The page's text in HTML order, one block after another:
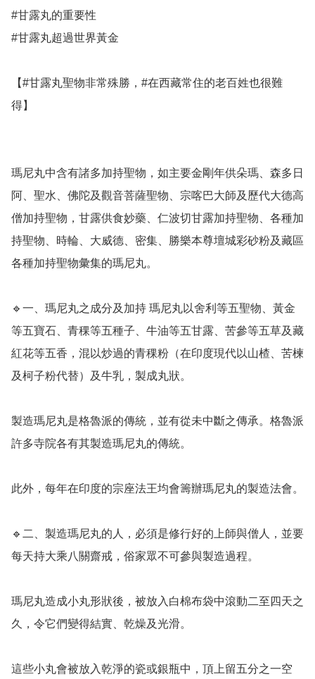
#甘露丸的重要性
#甘露丸超過世界黃金
【#甘露丸聖物非常殊勝，#在西藏常住的老百姓也很難
得】
瑪尼丸中含有諸多加持聖物，如主要金剛年供朵瑪、森多日
阿、聖水、佛陀及觀音菩薩聖物、宗喀巴大師及歷代大德高
僧加持聖物，甘露供食妙藥、仁波切甘露加持聖物、各種加
持聖物、時輪、大威德、密集、勝樂本尊壇城彩砂粉及藏區
各種加持聖物彙集的瑪尼丸。
🔹️一、瑪尼丸之成分及加持 瑪尼丸以舍利等五聖物、黃金
等五寶石、青稞等五種子、牛油等五甘露、苦參等五草及藏
紅花等五香，混以炒過的青稞粉（在印度現代以山楂、苦楝
及柯子粉代替）及牛乳，製成丸狀。
製造瑪尼丸是格魯派的傳統，並有從未中斷之傳承。格魯派
許多寺院各有其製造瑪尼丸的傳統。
此外，每年在印度的宗座法王均會籌辦瑪尼丸的製造法會。
🔹️二、製造瑪尼丸的人，必須是修行好的上師與僧人，並要
每天持大乘八關齋戒，俗家眾不可參與製造過程。
瑪尼丸造成小丸形狀後，被放入白棉布袋中滾動二至四天之
久，令它們變得結實、乾燥及光滑。
這些小丸會被放入乾淨的瓷或銀瓶中，頂上留五分之一空